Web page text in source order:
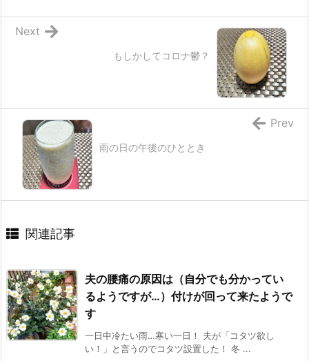
もしかしてコロナ鬱？
Next
雨の日の午後のひととき
Prev
関連記事
夫の腰痛の原因は（自分でも分かってい
るようですが…）付けが回って来たようで
す
一日中冷たい雨…寒い一日！ 夫が「コタツ欲し
い！」と言うのでコタツ設置した！ 冬 ...